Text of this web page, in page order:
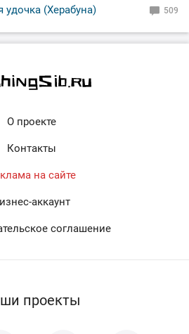
(Херабуна) 509
О проекте
Контакты
на сайте
аккаунт
соглашение
проекты